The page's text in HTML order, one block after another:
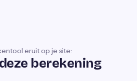
eruit op je site:
berekening